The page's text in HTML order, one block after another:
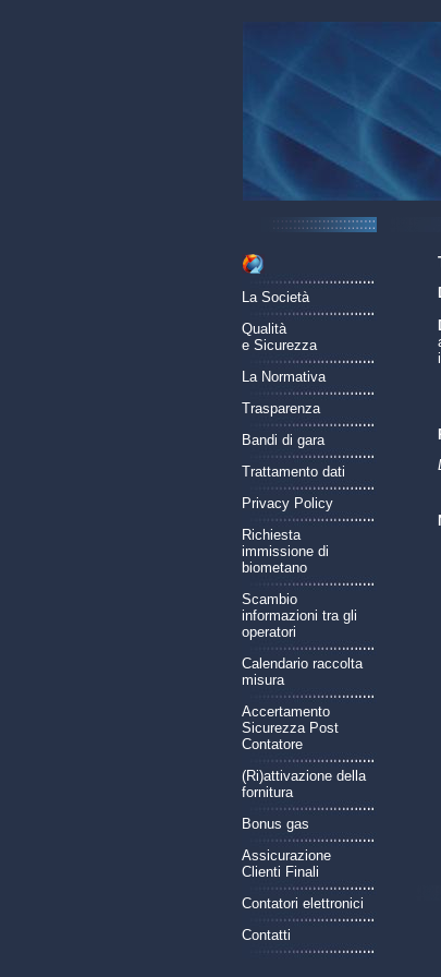
La Società
Qualità
e Sicurezza
La Normativa
Trasparenza
Bandi di gara
Trattamento dati
Privacy Policy
Richiesta
immissione di
biometano
Scambio
informazioni tra gli
operatori
Calendario raccolta
misura
Accertamento
Sicurezza Post
Contatore
(Ri)attivazione della
fornitura
Bonus gas
Assicurazione
Clienti Finali
Contatori elettronici
Contatti